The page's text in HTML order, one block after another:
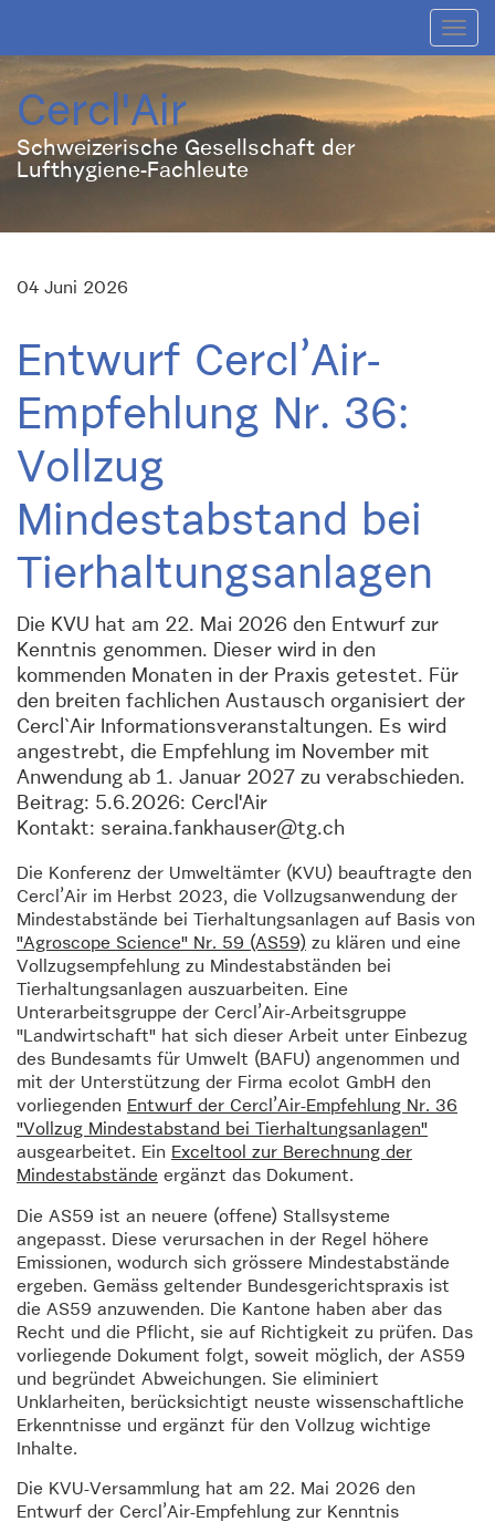
Cercl'Air
Schweizerische Gesellschaft der
Lufthygiene-Fachleute
04 Juni 2026
Entwurf Cercl’Air-
Empfehlung Nr. 36:
Vollzug
Mindestabstand bei
Tierhaltungsanlagen
Die KVU hat am 22. Mai 2026 den Entwurf zur
Kenntnis genommen. Dieser wird in den
kommenden Monaten in der Praxis getestet. Für
den breiten fachlichen Austausch organisiert der
Cercl`Air Informationsveranstaltungen. Es wird
angestrebt, die Empfehlung im November mit
Anwendung ab 1. Januar 2027 zu verabschieden.
Beitrag: 5.6.2026: Cercl'Air
Kontakt: seraina.fankhauser@tg.ch
Die Konferenz der Umweltämter (KVU) beauftragte den
Cercl’Air im Herbst 2023, die Vollzugsanwendung der
Mindestabstände bei Tierhaltungsanlagen auf Basis von
"Agroscope Science" Nr. 59 (AS59) zu klären und eine
Vollzugsempfehlung zu Mindestabständen bei
Tierhaltungsanlagen auszuarbeiten. Eine
Unterarbeitsgruppe der Cercl’Air-Arbeitsgruppe
"Landwirtschaft" hat sich dieser Arbeit unter Einbezug
des Bundesamts für Umwelt (BAFU) angenommen und
mit der Unterstützung der Firma ecolot GmbH den
vorliegenden Entwurf der Cercl’Air-Empfehlung Nr. 36
"Vollzug Mindestabstand bei Tierhaltungsanlagen"
ausgearbeitet. Ein Exceltool zur Berechnung der
Mindestabstände ergänzt das Dokument.
Die AS59 ist an neuere (offene) Stallsysteme
angepasst. Diese verursachen in der Regel höhere
Emissionen, wodurch sich grössere Mindestabstände
ergeben. Gemäss geltender Bundesgerichtspraxis ist
die AS59 anzuwenden. Die Kantone haben aber das
Recht und die Pflicht, sie auf Richtigkeit zu prüfen. Das
vorliegende Dokument folgt, soweit möglich, der AS59
und begründet Abweichungen. Sie eliminiert
Unklarheiten, berücksichtigt neuste wissenschaftliche
Erkenntnisse und ergänzt für den Vollzug wichtige
Inhalte.
Die KVU-Versammlung hat am 22. Mai 2026 den
Entwurf der Cercl’Air-Empfehlung zur Kenntnis